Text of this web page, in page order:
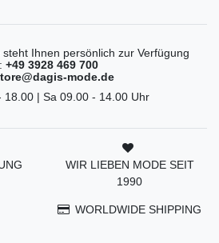
Ihnen persönlich zur Verfügung
+49 3928 469 700
mode.de
18.00 | Sa 09.00 - 14.00 Uhr
WIR LIEBEN MODE SEIT
1990
WORLDWIDE SHIPPING